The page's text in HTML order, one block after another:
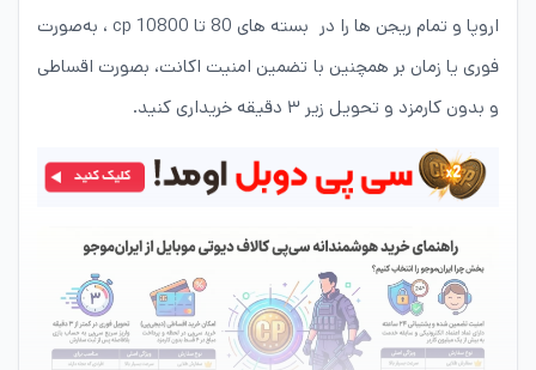
اروپا و تمام ریجن ها را در بسته های 80 تا 10800 cp ، به‌صورت
فوری یا زمان ‌بر همچنین با تضمین امنیت اکانت، بصورت اقساطی
و بدون کارمزد و تحویل زیر ۳ دقیقه خریداری کنید.